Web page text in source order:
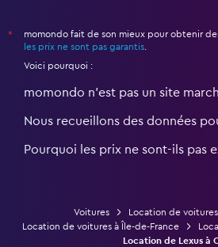
*
momondo fait de son mieux pour obtenir
les prix ne sont pas garantis.
Voici pourquoi :
momondo n'est pas un site
Nous recueillons des données
Pourquoi les prix ne sont-ils pas
Voitures
Location de
Location de voitures à Île-de-France
Location de Lexus à